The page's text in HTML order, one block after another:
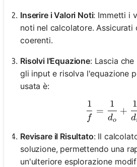
Inserire i Valori Noti: Immetti i
noti nel calcolatore. Assicurati
coerenti.
Risolvi l'Equazione: Lascia
gli input e risolva l'equazione
usata è:
f
1
=
do
1
+
d
1
Revisare il Risultato: Il
soluzione, permettendo una
un'ulteriore esplorazione